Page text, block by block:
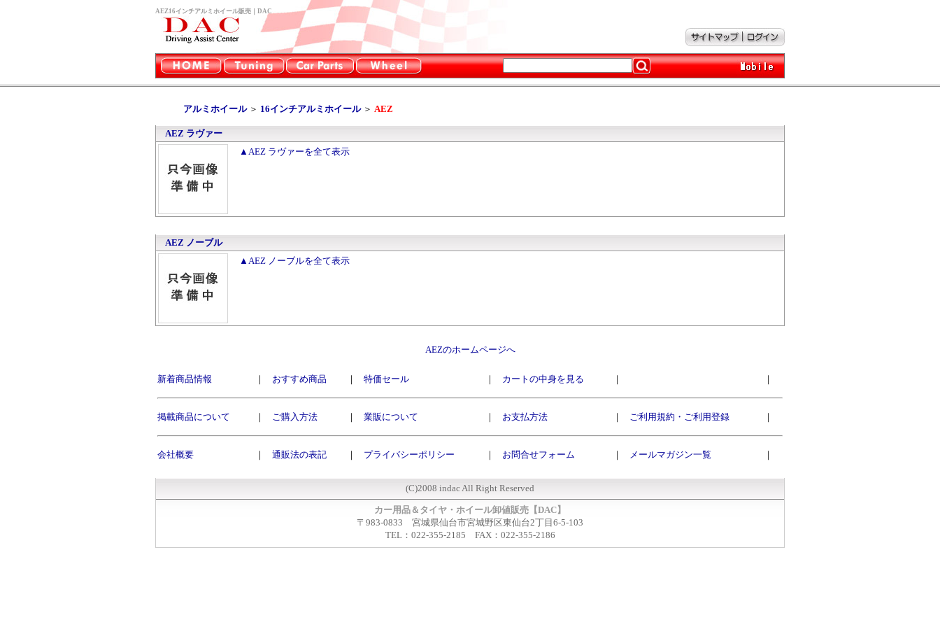
AEZ16インチアルミホイール販売｜DAC
アルミホイール＞ 16インチアルミホイール＞ AEZ
AEZ ラヴァー
▲AEZ ラヴァーを全て表示
AEZ ノーブル
▲AEZ ノーブルを全て表示
AEZのホームページへ
新着商品情報 ｜ おすすめ商品 ｜ 特価セール ｜ カートの中身を見る ｜ ｜
掲載商品について ｜ ご購入方法 ｜ 業販について ｜ お支払方法 ｜ ご利用規約・ご利用登録 ｜
会社概要 ｜ 通販法の表記 ｜ プライバシーポリシー ｜ お問合せフォーム ｜ メールマガジン一覧 ｜
(C)2008 indac All Right Reserved
カー用品＆タイヤ・ホイール卸値販売【DAC】
〒983-0833 宮城県仙台市宮城野区東仙台2丁目6-5-103
TEL：022-355-2185 FAX：022-355-2186